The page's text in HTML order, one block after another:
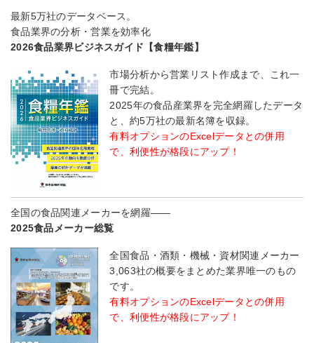
最新5万社のデータベース。
食品業界の分析・営業を効率化
2026食品業界ビジネスガイド【食糧年鑑】
市場分析から営業リスト作成まで、これ一
冊で完結。
2025年の食品産業界を完全網羅したデータ
と、約5万社の最新名簿を収録。
有料オプションのExcelデータとの併用
で、利便性が格段にアップ！
全国の食品関連メーカーを網羅――
2025食品メーカー総覧
全国食品・酒類・機械・資材関連メーカー
3,063社の概要をまとめた業界唯一のもの
です。
有料オプションのExcelデータとの併用
で、利便性が格段にアップ！